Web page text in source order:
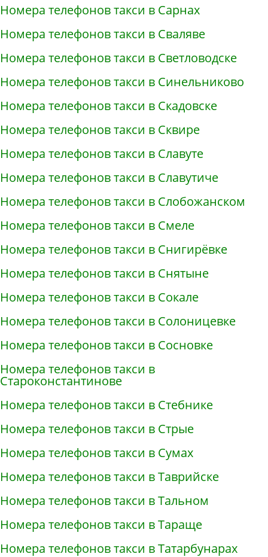
Номера телефонов такси в Сарнах
Номера телефонов такси в Сваляве
Номера телефонов такси в Светловодске
Номера телефонов такси в Синельниково
Номера телефонов такси в Скадовске
Номера телефонов такси в Сквире
Номера телефонов такси в Славуте
Номера телефонов такси в Славутиче
Номера телефонов такси в Слобожанском
Номера телефонов такси в Смеле
Номера телефонов такси в Снигирёвке
Номера телефонов такси в Снятыне
Номера телефонов такси в Сокале
Номера телефонов такси в Солоницевке
Номера телефонов такси в Сосновке
Номера телефонов такси в
Староконстантинове
Номера телефонов такси в Стебнике
Номера телефонов такси в Стрые
Номера телефонов такси в Сумах
Номера телефонов такси в Таврийске
Номера телефонов такси в Тальном
Номера телефонов такси в Тараще
Номера телефонов такси в Татарбунарах